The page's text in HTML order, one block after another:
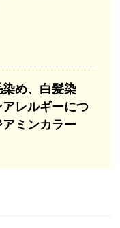
め、白髪染
レルギーにつ
ミンカラー